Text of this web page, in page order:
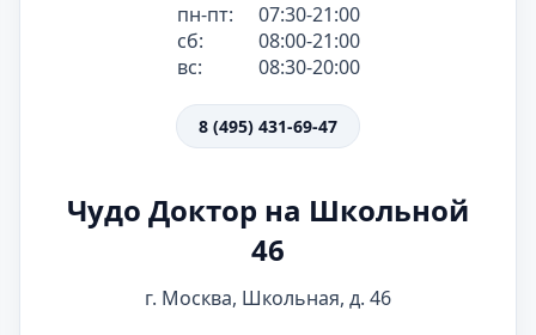
пн-пт:
07:30-21:00
сб:
08:00-21:00
вс:
08:30-20:00
8 (495) 431-69-47
Чудо Доктор на Школьной
46
г. Москва, Школьная, д. 46